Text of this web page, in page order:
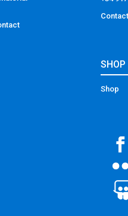
Contact
SHOP
Shop